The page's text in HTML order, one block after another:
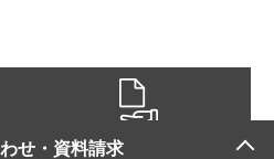
操作マニュアル
せ・資料請求